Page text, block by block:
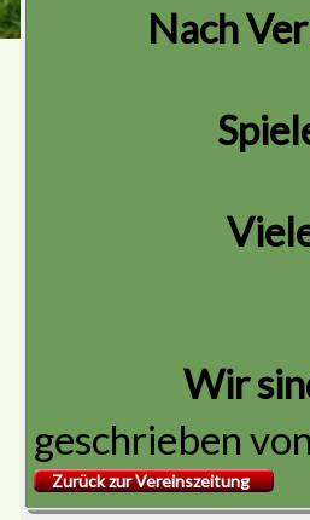
Nach
Wir
geschrieben von
Zurück zur Vereinszeitung